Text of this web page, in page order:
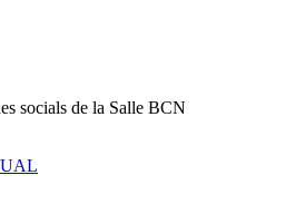
socials de la Salle BCN